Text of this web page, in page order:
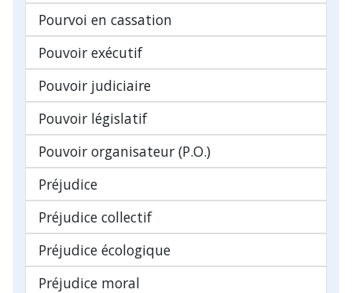
Pourvoi en cassation
Pouvoir exécutif
Pouvoir judiciaire
Pouvoir législatif
Pouvoir organisateur (P.O.)
Préjudice
Préjudice collectif
Préjudice écologique
Préjudice moral